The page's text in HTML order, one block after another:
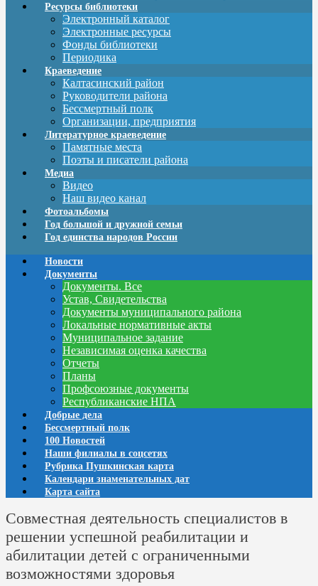
Ресурсы библиотеки
Электронный каталог
Электронные ресурсы
Фонды библиотеки
Периодика
Краеведение
Калтасинский район
Руководители района
Бессмертный полк
Организации, предприятия
Литературное краеведение
Памятные места
Поэты и писатели района
Медиа
Видео
Наш видео канал
Фотоальбомы
Год большой и дружной семьи
Год единства народов России
Новости
Документы
Документы. Все
Устав, Свидетельства
Документы муниципального района
Локальные нормативные акты
Муниципальное задание
Независимая оценка качества
Отчеты
Планы
Профсоюзные документы
Республиканские НПА
Добрые дела
Бессмертный полк
100 Новостей
Наши филиалы в соцсетях
Рубрика Пушкинская карта
Календари знаменательных дат
Карта сайта
Совместная деятельность специалистов в
решении успешной реабилитации и
абилитации детей с ограниченными
возможностями здоровья